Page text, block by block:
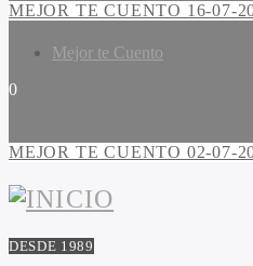
MEJOR TE CUENTO 16-07-
Mejor te Cuento
0
MEJOR TE CUENTO 02-07-
DESDE 1989